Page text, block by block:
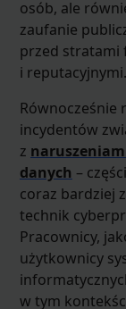
osób, ale
zaufanie
przed stratami
i reputacyjnymi.
Równocześnie
incydentów
z
danych –
coraz bardziej
technik
Pracownicy,
użytkownicy
w tym